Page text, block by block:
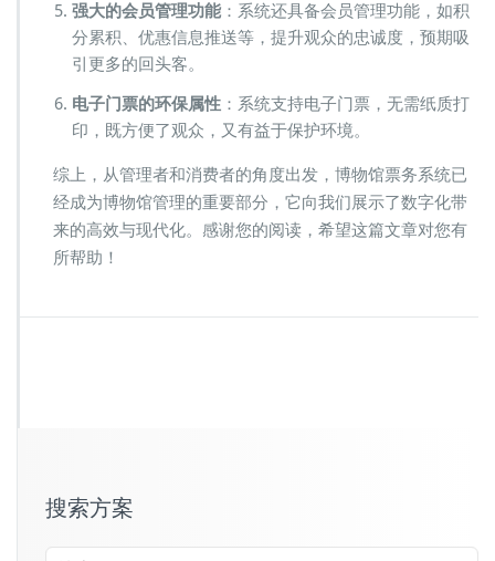
强大的会员管理功能 ：系统还具备会员管理功能，如积
分累积、优惠信息推送等，提升观众的忠诚度，预期吸
引更多的回头客。
电子门票的环保属性 ：系统支持电子门票，无需纸质打
印，既方便了观众，又有益于保护环境。
综上，从管理者和消费者的角度出发，博物馆票务系统已
经成为博物馆管理的重要部分，它向我们展示了数字化带
来的高效与现代化。感谢您的阅读，希望这篇文章对您有
所帮助！
搜索方案